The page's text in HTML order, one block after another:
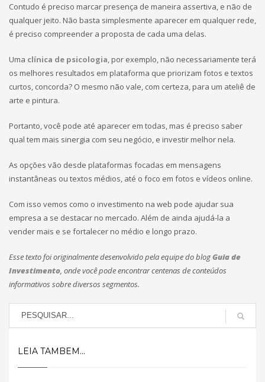
Contudo é preciso marcar presença de maneira assertiva, e não de
qualquer jeito. Não basta simplesmente aparecer em qualquer rede,
é preciso compreender a proposta de cada uma delas.
Uma clínica de psicologia, por exemplo, não necessariamente terá
os melhores resultados em plataforma que priorizam fotos e textos
curtos, concorda? O mesmo não vale, com certeza, para um ateliê de
arte e pintura.
Portanto, você pode até aparecer em todas, mas é preciso saber
qual tem mais sinergia com seu negócio, e investir melhor nela.
As opções vão desde plataformas focadas em mensagens
instantâneas ou textos médios, até o foco em fotos e vídeos online.
Com isso vemos como o investimento na web pode ajudar sua
empresa a se destacar no mercado. Além de ainda ajudá-la a
vender mais e se fortalecer no médio e longo prazo.
Esse texto foi originalmente desenvolvido pela equipe do blogGuia de
Investimento, onde você pode encontrar centenas de conteúdos
informativos sobre diversos segmentos.
LEIA TAMBEM...